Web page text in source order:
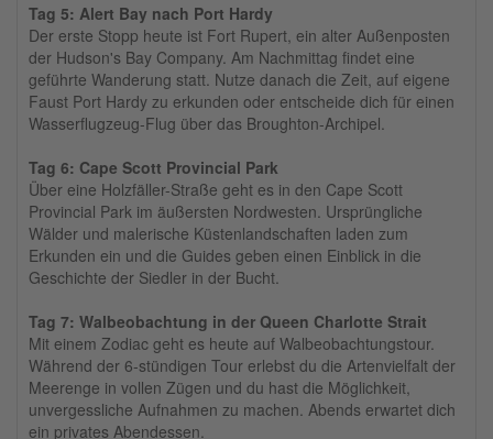
Tag 5: Alert Bay nach Port Hardy
Der erste Stopp heute ist Fort Rupert, ein alter Außenposten
der Hudson's Bay Company. Am Nachmittag findet eine
geführte Wanderung statt. Nutze danach die Zeit, auf eigene
Faust Port Hardy zu erkunden oder entscheide dich für einen
Wasserflugzeug-Flug über das Broughton-Archipel.
Tag 6: Cape Scott Provincial Park
Über eine Holzfäller-Straße geht es in den Cape Scott
Provincial Park im äußersten Nordwesten. Ursprüngliche
Wälder und malerische Küstenlandschaften laden zum
Erkunden ein und die Guides geben einen Einblick in die
Geschichte der Siedler in der Bucht.
Tag 7: Walbeobachtung in der Queen Charlotte Strait
Mit einem Zodiac geht es heute auf Walbeobachtungstour.
Während der 6-stündigen Tour erlebst du die Artenvielfalt der
Meerenge in vollen Zügen und du hast die Möglichkeit,
unvergessliche Aufnahmen zu machen. Abends erwartet dich
ein privates Abendessen.